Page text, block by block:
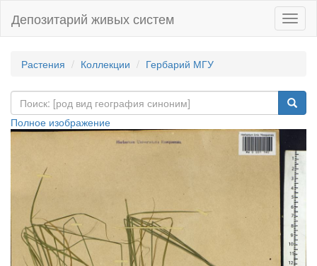
Депозитарий живых систем
Растения Коллекции Гербарий МГУ
Полное изображение